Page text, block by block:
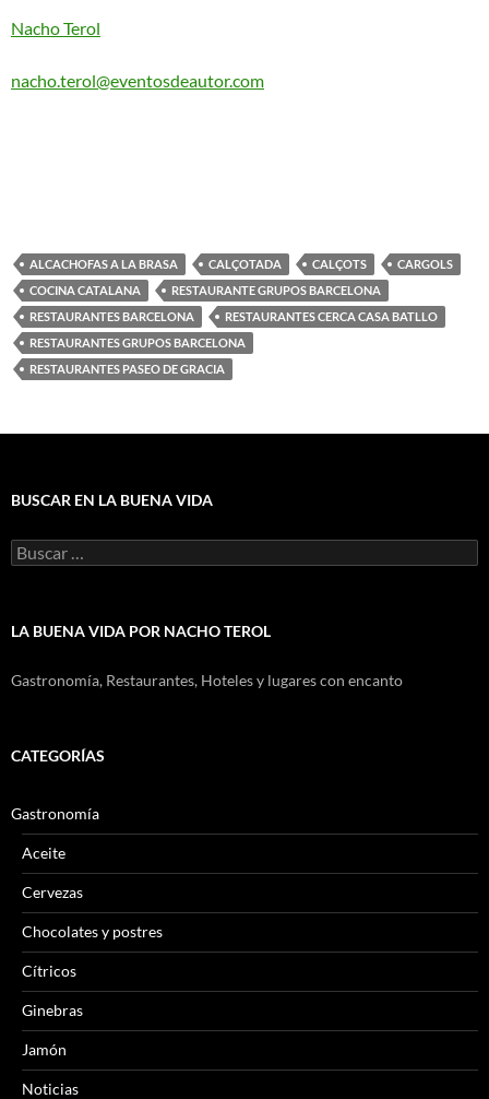
Nacho Terol
nacho.terol@eventosdeautor.com
ALCACHOFAS A LA BRASA CALÇOTADA CALÇOTS
CARGOLS
COCINA CATALANA
RESTAURANTE GRUPOS BARCELONA
RESTAURANTES BARCELONA
RESTAURANTES CERCA CASA BATLLO
RESTAURANTES GRUPOS BARCELONA
RESTAURANTES PASEO DE GRACIA
BUSCAR EN LA BUENA VIDA
Buscar:
LA BUENA VIDA POR NACHO TEROL
Gastronomía, Restaurantes, Hoteles y lugares con encanto
CATEGORÍAS
Gastronomía
Aceite
Cervezas
Chocolates y postres
Cítricos
Ginebras
Jamón
Noticias